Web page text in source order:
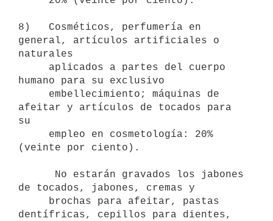
8)   Cosméticos, perfumería en
general, artículos artificiales o
naturales
humano para su exclusivo
afeitar y artículos de tocados para
su
(veinte por ciento).
de tocados, jabones, cremas y
dentífricas, cepillos para dientes,